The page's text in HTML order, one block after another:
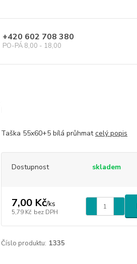
+420 602 708 380
PO-PÁ 8,00 - 18,00
Taška 55x60+5 bílá průhmatcelý popis
Dostupnost skladem
7,00 Kč/ks
5,79 Kč bez DPH
Číslo produktu: 1335